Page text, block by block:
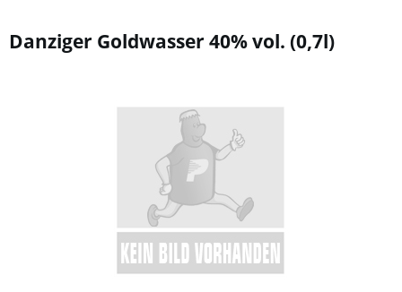
Danziger Goldwasser 40% vol. (0,7l)